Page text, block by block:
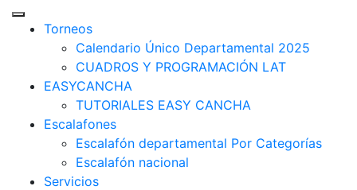
Torneos
Calendario Único Departamental 2025
CUADROS Y PROGRAMACIÓN LAT
EASYCANCHA
TUTORIALES EASY CANCHA
Escalafones
Escalafón departamental Por Categorías
Escalafón nacional
Servicios